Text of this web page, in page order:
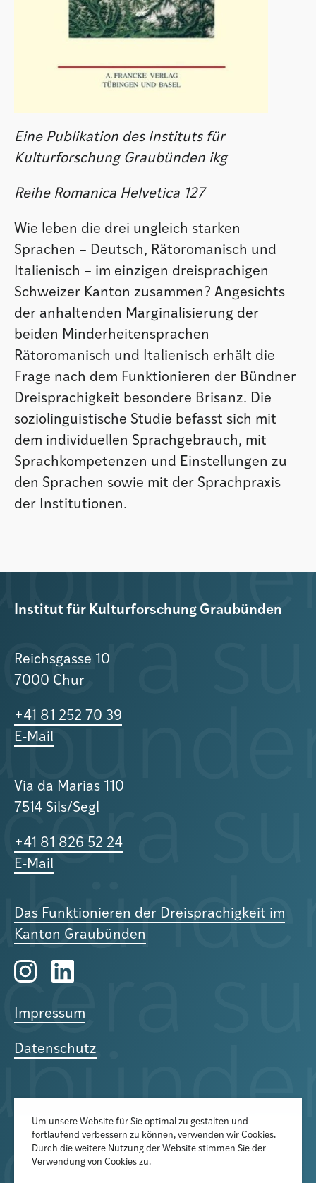
Eine Publikation des Instituts für
Kulturforschung Graubünden ikg
Reihe Romanica Helvetica 127
Wie leben die drei ungleich starken
Sprachen – Deutsch, Rätoromanisch und
Italienisch – im einzigen dreisprachigen
Schweizer Kanton zusammen? Angesichts
der anhaltenden Marginalisierung der
beiden Minderheitensprachen
Rätoromanisch und Italienisch erhält die
Frage nach dem Funktionieren der Bündner
Dreisprachigkeit besondere Brisanz. Die
soziolinguistische Studie befasst sich mit
dem individuellen Sprachgebrauch, mit
Sprachkompetenzen und Einstellungen zu
den Sprachen sowie mit der Sprachpraxis
der Institutionen.
Institut für Kulturforschung Graubünden
Reichsgasse 10
7000 Chur
+41 81 252 70 39
E-Mail
Via da Marias 110
7514 Sils/Segl
+41 81 826 52 24
E-Mail
Das Funktionieren der Dreisprachigkeit im
Kanton Graubünden
Impressum
Datenschutz
Der Newsletter informiert über
aktuelle Veranstaltungen,
Um unsere Website für Sie optimal zu gestalten und
fortlaufend verbessern zu können, verwenden wir Cookies.
Durch die weitere Nutzung der Website stimmen Sie der
Verwendung von Cookies zu.